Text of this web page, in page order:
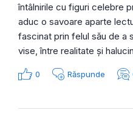
întâlnirile cu figuri celebre
aduc o savoare aparte
fascinat prin felul său de a
vise, între realitate și
0 Răspunde